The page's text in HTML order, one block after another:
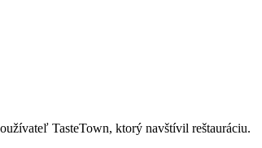
TasteTown, ktorý navštívil reštauráciu.